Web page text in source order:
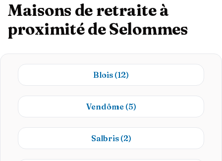
Maisons de retraite à
proximité de Selommes
Blois (12)
Vendôme (5)
Salbris (2)